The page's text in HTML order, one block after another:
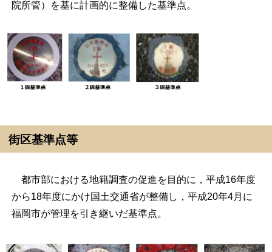
院所管）を基に計画的に整備した基準点。
街区基準点等
都市部における地籍調査の促進を目的に，平成16年度
から18年度にかけ国土交通省が整備し，平成20年4月に
福岡市が管理を引き継いだ基準点。